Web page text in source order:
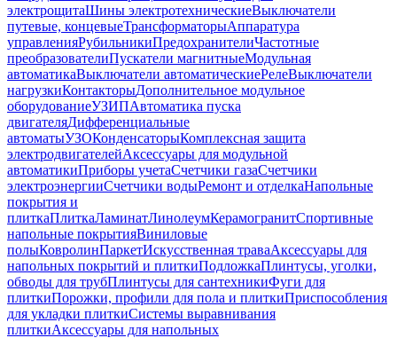
электрощитаШины электротехническиеВыключатели
путевые, концевыеТрансформаторыАппаратура
управленияРубильникиПредохранителиЧастотные
преобразователиПускатели магнитныеМодульная
автоматикаВыключатели автоматическиеРелеВыключатели
нагрузкиКонтакторыДополнительное модульное
оборудованиеУЗИПАвтоматика пуска
двигателяДифференциальные
автоматыУЗОКонденсаторыКомплексная защита
электродвигателейАксессуары для модульной
автоматикиПриборы учетаСчетчики газаСчетчики
электроэнергииСчетчики водыРемонт и отделкаНапольные
покрытия и
плиткаПлиткаЛаминатЛинолеумКерамогранитСпортивные
напольные покрытияВиниловые
полыКовролинПаркетИскусственная траваАксессуары для
напольных покрытий и плиткиПодложкаПлинтусы, уголки,
обводы для трубПлинтусы для сантехникиФуги для
плиткиПорожки, профили для пола и плиткиПриспособления
для укладки плиткиСистемы выравнивания
плиткиАксессуары для напольных